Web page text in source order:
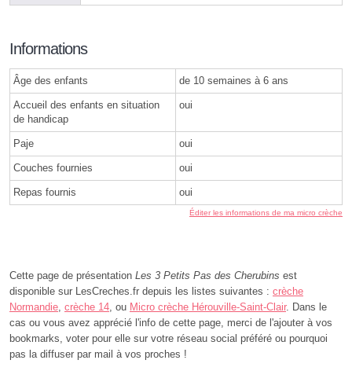
Informations
Âge des enfants de 10 semaines à 6 ans
Accueil des enfants en situation
de handicap
oui
Paje oui
Couches fournies oui
Repas fournis oui
Éditer les informations de ma micro crèche
Cette page de présentation Les 3 Petits Pas des Cherubins est
disponible sur LesCreches.fr depuis les listes suivantes : crèche
Normandie, crèche 14, ou Micro crèche Hérouville-Saint-Clair. Dans le
cas ou vous avez apprécié l'info de cette page, merci de l'ajouter à vos
bookmarks, voter pour elle sur votre réseau social préféré ou pourquoi
pas la diffuser par mail à vos proches !